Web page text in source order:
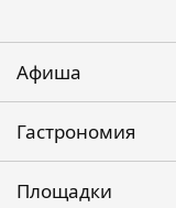
Афиша
Гастрономия
Площадки